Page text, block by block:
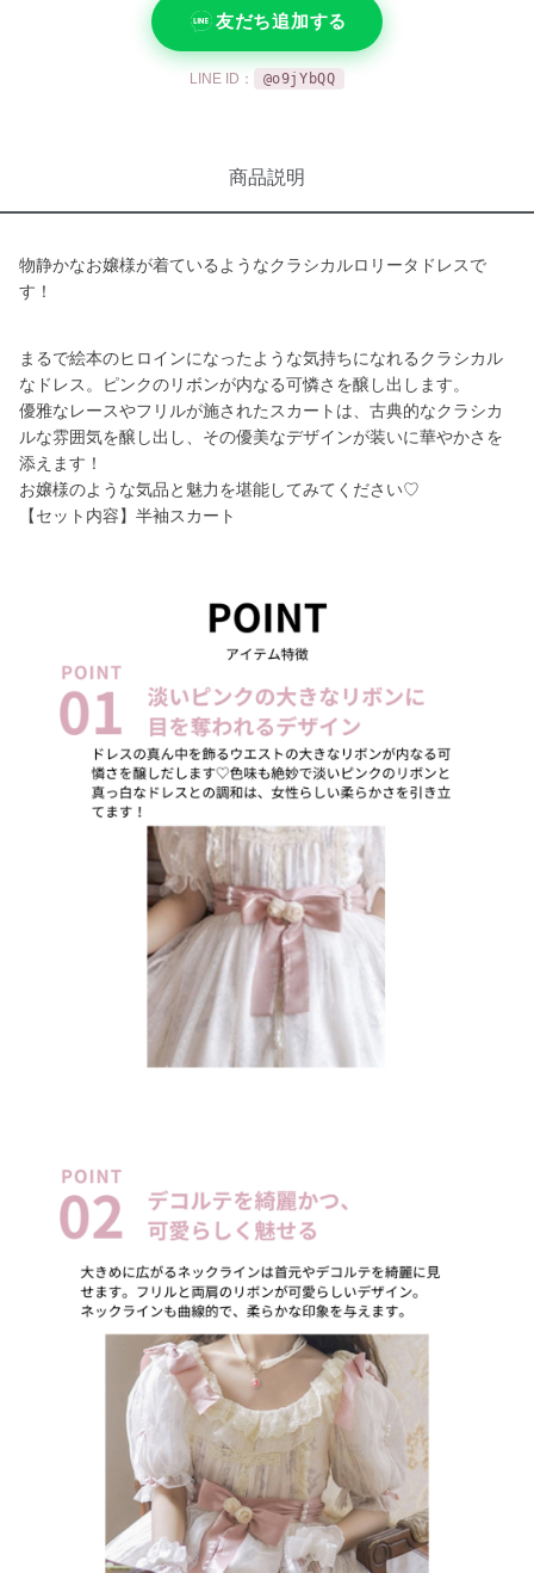
友だち追加する
LINE ID： @o9jYbQQ
商品説明
物静かなお嬢様が着ているようなクラシカルロリータドレスで
す！
まるで絵本のヒロインになったような気持ちになれるクラシカル
なドレス。ピンクのリボンが内なる可憐さを醸し出します。
優雅なレースやフリルが施されたスカートは、古典的なクラシカ
ルな雰囲気を醸し出し、その優美なデザインが装いに華やかさを
添えます！
お嬢様のような気品と魅力を堪能してみてください♡
【セット内容】半袖スカート